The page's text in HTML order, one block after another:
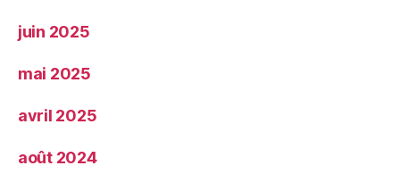
juin 2025
mai 2025
avril 2025
août 2024